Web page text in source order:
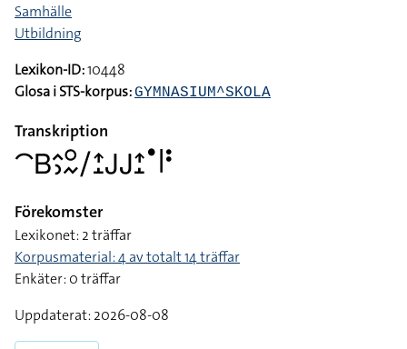
Samhälle
Utbildning
Lexikon-ID:10448
Glosa i STS-korpus:GYMNASIUM^SKOLA
Transkription
􌤃􌤧􌤵􌤶􌥰􌦌􌥠􌤴􌤸􌤢􌤢􌤴􌤸􌤟􌥼􌥻
Förekomster
Lexikonet: 2 träffar
Korpusmaterial: 4 av totalt 14 träffar
Enkäter: 0 träffar
Uppdaterat: 2026-08-08